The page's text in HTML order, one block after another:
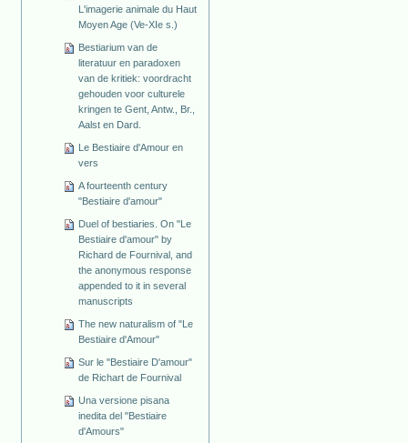
L'imagerie animale du Haut
Moyen Age (Ve-XIe s.)
Bestiarium van de
literatuur en paradoxen
van de kritiek: voordracht
gehouden voor culturele
kringen te Gent, Antw., Br.,
Aalst en Dard.
Le Bestiaire d'Amour en
vers
A fourteenth century
"Bestiaire d'amour"
Duel of bestiaries. On "Le
Bestiaire d'amour" by
Richard de Fournival, and
the anonymous response
appended to it in several
manuscripts
The new naturalism of "Le
Bestiaire d'Amour"
Sur le "Bestiaire D'amour"
de Richart de Fournival
Una versione pisana
inedita del "Bestiaire
d'Amours"